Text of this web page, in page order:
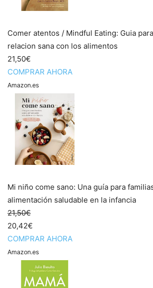
Comer atentos / Mindful Eating: Guia
relacion sana con los alimentos
21,50€
COMPRAR AHORA
Amazon.es
Mi niño come sano: Una guía para
alimentación saludable en la infancia
21,50€
20,42€
COMPRAR AHORA
Amazon.es